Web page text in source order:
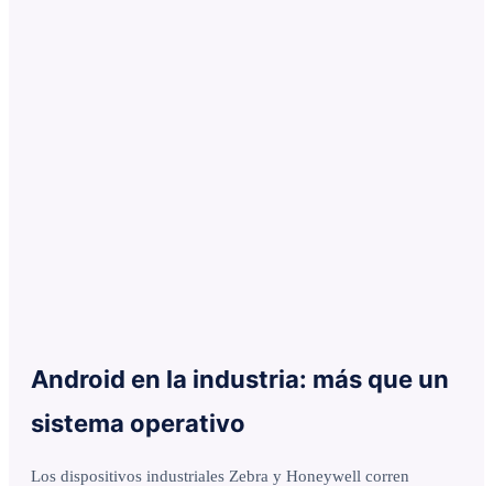
Android en la industria: más que un
sistema operativo
Los dispositivos industriales Zebra y Honeywell corren